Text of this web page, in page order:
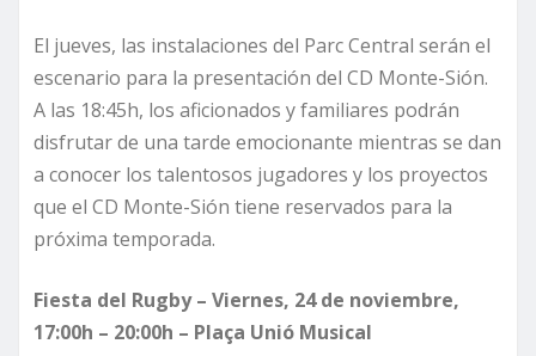
El jueves, las instalaciones del Parc Central serán el
escenario para la presentación del CD Monte-Sión.
A las 18:45h, los aficionados y familiares podrán
disfrutar de una tarde emocionante mientras se dan
a conocer los talentosos jugadores y los proyectos
que el CD Monte-Sión tiene reservados para la
próxima temporada.
Fiesta del Rugby – Viernes, 24 de noviembre,
17:00h – 20:00h – Plaça Unió Musical